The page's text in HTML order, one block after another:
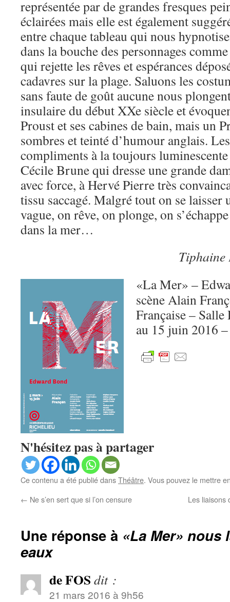
représentée par de grandes fresques
éclairées mais elle est également
entre chaque tableau qui nous
dans la bouche des personnages
qui rejette les rêves et espérances
cadavres sur la plage. Saluons les
sans faute de goût aucune nous
insulaire du début XXe siècle et
Proust et ses cabines de bain, mais un
sombres et teinté d’humour anglais.
compliments à la toujours
Cécile Brune qui dresse une grande
avec force, à Hervé Pierre très
tissu saccagé. Malgré tout on se laisser
vague, on rêve, on plonge, on
dans la mer…
Tiphaine
«La Mer» –
scène Alain
Française –
au 15 juin 2016
N'hésitez pas à partager
Ce contenu a été publié dansThéâtre. Vous pouvez le mettre
← Ne s’en sert que si l’on censure Les liaisons
Une réponse à «La Mer» nous
eaux
de FOS dit :
21 mars 2016 à 9h56